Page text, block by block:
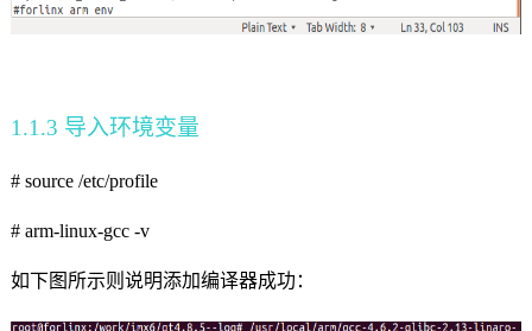
1.1.3 导入环境变量
# source /etc/profile
# arm-linux-gcc -v
如下图所示则说明添加编译器成功：